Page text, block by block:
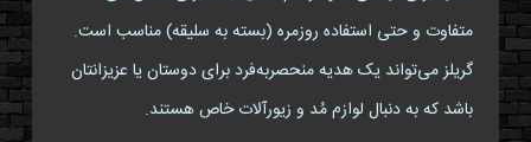
متفاوت و حتی استفاده روزمره (بسته به سلیقه) مناسب است.
گریلز می‌تواند یک هدیه منحصربه‌فرد برای دوستان یا عزیزانتان
باشد که به دنبال لوازم مُد و زیورآلات خاص هستند.